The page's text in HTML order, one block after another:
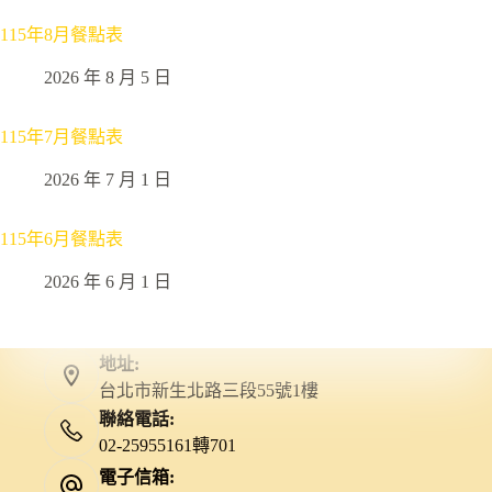
115年8月餐點表
2026 年 8 月 5 日
115年7月餐點表
2026 年 7 月 1 日
115年6月餐點表
2026 年 6 月 1 日
地址:
台北市新生北路三段55號1樓
聯絡電話:
02-25955161轉701
電子信箱: